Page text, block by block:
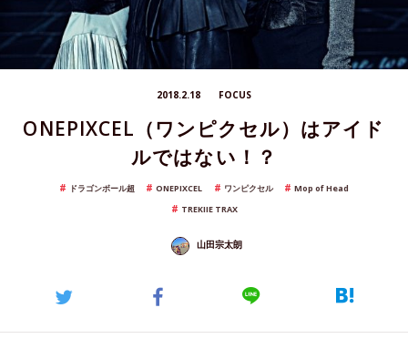
2018.2.18 FOCUS
ONEPIXCEL（ワンピクセル）はアイド
ルではない！？
ドラゴンボール超 ONEPIXCEL ワンピクセル
Mop of Head
TREKIIE TRAX
山田宗太朗